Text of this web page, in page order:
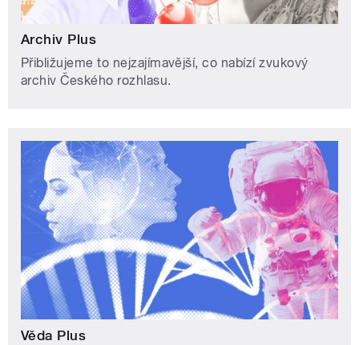
Archiv Plus
Přibližujeme to nejzajímavější, co nabízí zvukový
archiv Českého rozhlasu.
Věda Plus